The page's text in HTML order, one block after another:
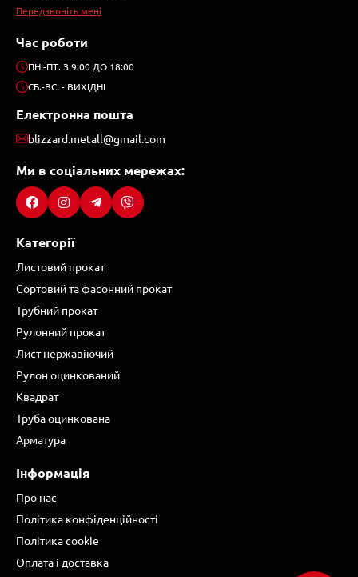
Передзвоніть мені
Час роботи
ПН.-ПТ. З 9:00 ДО 18:00
СБ.-ВС. - ВИХІДНІ
Електронна пошта
blizzard.metall@gmail.com
Ми в соціальних мережах:
Категорії
Листовий прокат
Сортовий та фасонний прокат
Трубний прокат
Рулонний прокат
Лист нержавіючий
Рулон оцинкований
Квадрат
Труба оцинкована
Арматура
Інформація
Про нас
Політика конфіденційності
Політика cookie
Оплата і доставка